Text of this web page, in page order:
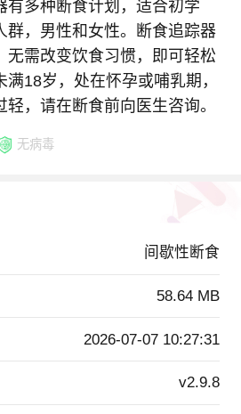
有多种断食计划，适合初学
群，男性和女性。断食追踪器
无需改变饮食习惯，即可轻松
18岁，处在怀孕或哺乳期，
，请在断食前向医生咨询。
无病毒
间歇性断食
58.64 MB
2026-07-07 10:27:31
v2.9.8